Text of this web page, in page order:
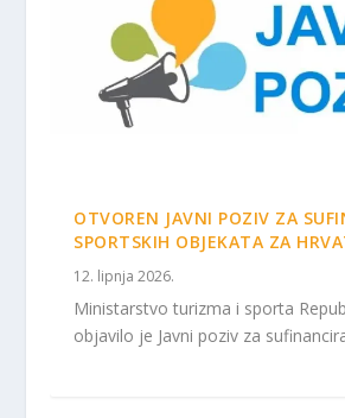
OTVOREN JAVNI POZIV ZA
SPORTSKIH OBJEKATA ZA
12. lipnja 2026.
Ministarstvo turizma i sporta
objavilo je Javni poziv za